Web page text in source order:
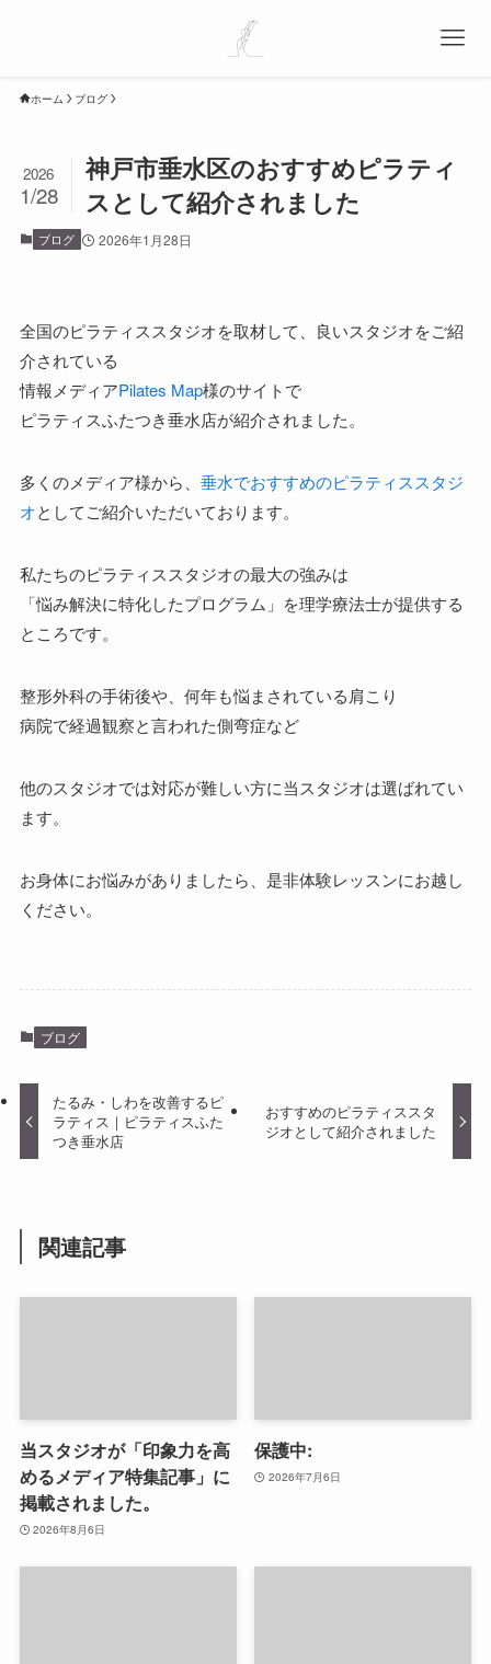
ホーム ブログ
神戸市垂水区のおすすめピラティ
スとして紹介されました
2026
1/28
ブログ 2026年1月28日
全国のピラティススタジオを取材して、良いスタジオをご紹
介されている
情報メディアPilates Map様のサイトで
ピラティスふたつき垂水店が紹介されました。
多くのメディア様から、 垂水でおすすめのピラティススタジ
オとしてご紹介いただいております。
私たちのピラティススタジオの最大の強みは
「悩み解決に特化したプログラム」を理学療法士が提供する
ところです。
整形外科の手術後や、何年も悩まされている肩こり
病院で経過観察と言われた側弯症など
他のスタジオでは対応が難しい方に当スタジオは選ばれてい
ます。
お身体にお悩みがありましたら、是非体験レッスンにお越し
ください。
ブログ
たるみ・しわを改善するピ
ラティス｜ピラティスふた
つき垂水店
おすすめのピラティススタ
ジオとして紹介されました
関連記事
当スタジオが「印象力を高
めるメディア特集記事」に
掲載されました。
2026年8月6日
保護中:
2026年7月6日